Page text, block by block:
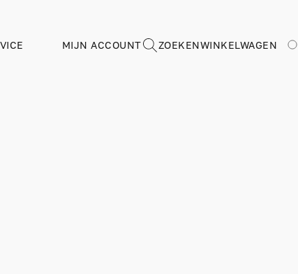
MIJN ACCOUNT ZOEKENWINKELWAGEN